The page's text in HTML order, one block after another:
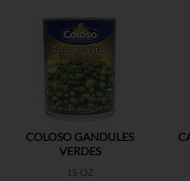
COLOSO GANDULES
VERDES
15 OZ